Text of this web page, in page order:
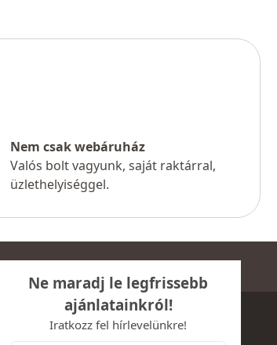
Nem csak webáruház
Valós bolt vagyunk, saját raktárral,
üzlethelyiséggel.
Ne maradj le legfrissebb
ajánlatainkról!
Iratkozz fel hírlevelünkre!